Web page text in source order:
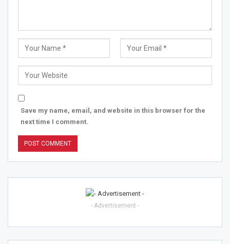
Save my name, email, and website in this browser for the
next time I comment.
- Advertisement -